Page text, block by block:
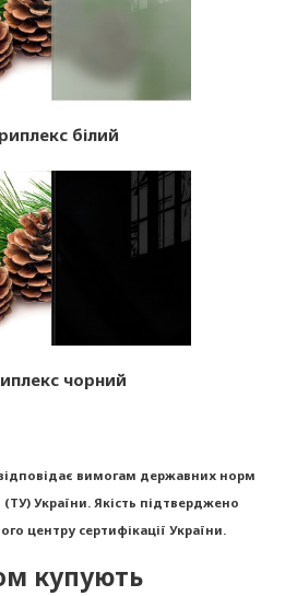
білий
чорний
вимогам державних норм
України. Якість підтверджено
центру сертифікації України.
купують